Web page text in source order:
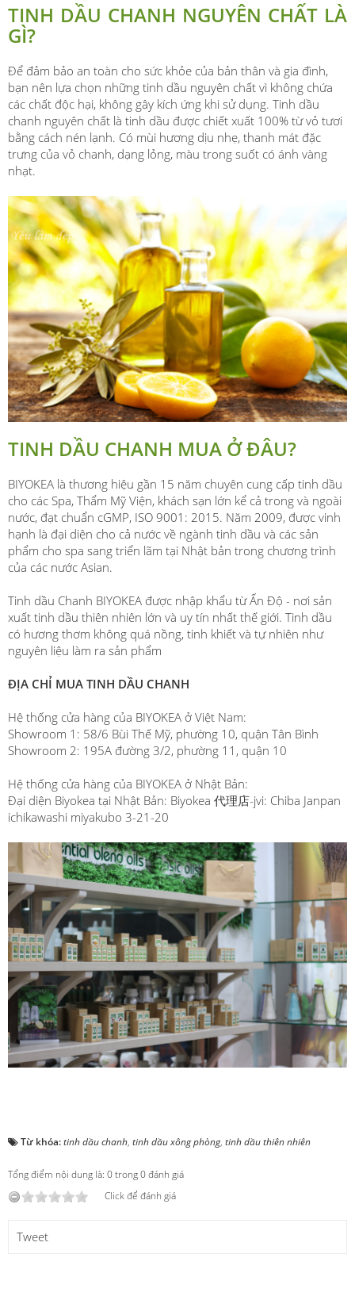
TINH DẦU CHANH NGUYÊN CHẤT LÀ
GÌ?
Để đảm bảo an toàn cho sức khỏe của bản thân và gia đình,
bạn nên lựa chọn những tinh dầu nguyên chất vì không chứa
các chất độc hại, không gây kích ứng khi sử dụng. Tinh dầu
chanh nguyên chất là tinh dầu được chiết xuất 100% từ vỏ tươi
bằng cách nén lạnh. Có mùi hương dịu nhẹ, thanh mát đặc
trưng của vỏ chanh, dạng lỏng, màu trong suốt có ánh vàng
nhạt.
TINH DẦU CHANH MUA Ở ĐÂU?
BIYOKEA là thương hiệu gần 15 năm chuyên cung cấp tinh dầu
cho các Spa, Thẩm Mỹ Viện, khách sạn lớn kể cả trong và ngoài
nước, đạt chuẩn cGMP, ISO 9001: 2015. Năm 2009, được vinh
hạnh là đại diện cho cả nước về ngành tinh dầu và các sản
phẩm cho spa sang triển lãm tại Nhật bản trong chương trình
của các nước Asian.
Tinh dầu Chanh BIYOKEA được nhập khẩu từ Ấn Độ - nơi sản
xuất tinh dầu thiên nhiên lớn và uy tín nhất thế giới. Tinh dầu
có hương thơm không quá nồng, tinh khiết và tự nhiên như
nguyên liệu làm ra sản phẩm
ĐỊA CHỈ MUA TINH DẦU CHANH
Hệ thống cửa hàng của BIYOKEA ở Việt Nam:
Showroom 1: 58/6 Bùi Thế Mỹ, phường 10, quận Tân Bình
Showroom 2: 195A đường 3/2, phường 11, quận 10
Hệ thống cửa hàng của BIYOKEA ở Nhật Bản:
Đại diện Biyokea tại Nhật Bản: Biyokea 代理店-jvi: Chiba Janpan
ichikawashi miyakubo 3-21-20
Từ khóa:tinh dầu chanh, tinh dầu xông phòng, tinh dầu thiên nhiên
Tổng điểm nội dung là: 0 trong 0 đánh giá
Click để đánh giá
Tweet